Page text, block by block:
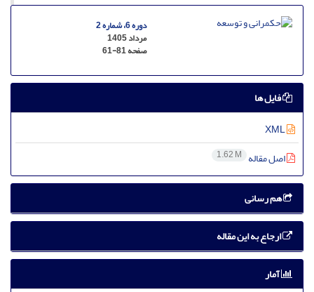
دوره 6، شماره 2
مرداد 1405
صفحه61-81
فایل ها
اصل مقاله 1.62 M
هم رسانی
ارجاع به این مقاله
آمار